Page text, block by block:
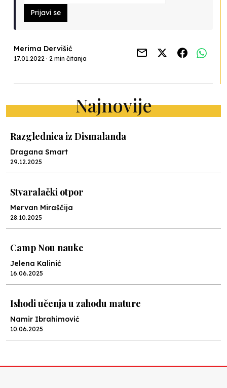
Prijavi se
Merima Dervišić
17.01.2022 · 2 min čitanja
Najnovije
Razglednica iz Dismalanda
Dragana Smart
29.12.2025
Stvaralački otpor
Mervan Miraščija
28.10.2025
Camp Nou nauke
Jelena Kalinić
16.06.2025
Ishodi učenja u zahodu mature
Namir Ibrahimović
10.06.2025